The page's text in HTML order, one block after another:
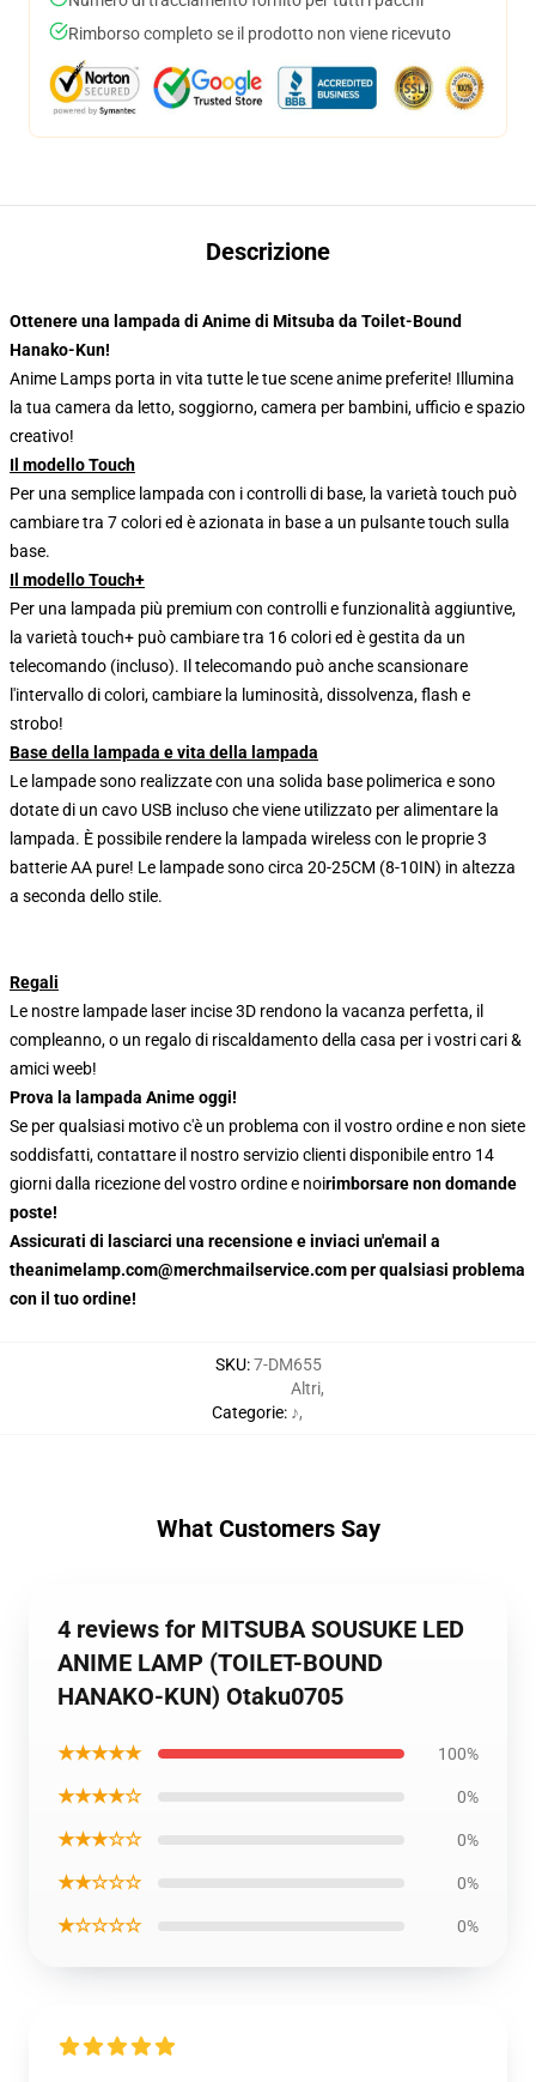
Rimborso completo se il prodotto non viene ricevuto
Descrizione
Ottenere una lampada di Anime di Mitsuba da Toilet-Bound
Hanako-Kun!
Anime Lamps porta in vita tutte le tue scene anime preferite! Illumina
la tua camera da letto, soggiorno, camera per bambini, ufficio e spazio
creativo!
Il modello Touch
Per una semplice lampada con i controlli di base, la varietà touch può
cambiare tra 7 colori ed è azionata in base a un pulsante touch sulla
base.
Il modello Touch+
Per una lampada più premium con controlli e funzionalità aggiuntive,
la varietà touch+ può cambiare tra 16 colori ed è gestita da un
telecomando (incluso). Il telecomando può anche scansionare
l'intervallo di colori, cambiare la luminosità, dissolvenza, flash e
strobo!
Base della lampada e vita della lampada
Le lampade sono realizzate con una solida base polimerica e sono
dotate di un cavo USB incluso che viene utilizzato per alimentare la
lampada. È possibile rendere la lampada wireless con le proprie 3
batterie AA pure! Le lampade sono circa 20-25CM (8-10IN) in altezza
a seconda dello stile.
Regali
Le nostre lampade laser incise 3D rendono la vacanza perfetta, il
compleanno, o un regalo di riscaldamento della casa per i vostri cari &
amici weeb!
Prova la lampada Anime oggi!
Se per qualsiasi motivo c'è un problema con il vostro ordine e non siete
soddisfatti, contattare il nostro servizio clienti disponibile entro 14
giorni dalla ricezione del vostro ordine e noirimborsare non domande
poste!
Assicurati di lasciarci una recensione e inviaci un'email a
theanimelamp.com@merchmailservice.com per qualsiasi problema
con il tuo ordine!
SKU:7-DM655
Categorie:
Altri,
♪,
What Customers Say
4 reviews for MITSUBA SOUSUKE LED
ANIME LAMP (TOILET-BOUND
HANAKO-KUN) Otaku0705
★★★★★ 100%
★★★★☆ 0%
★★★☆☆ 0%
★★☆☆☆ 0%
★☆☆☆☆ 0%